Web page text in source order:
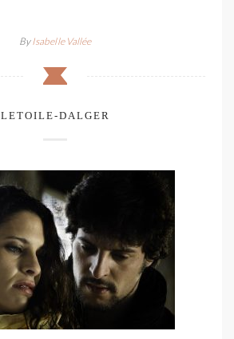
ByIsabelle Vallée
LETOILE-DALGER